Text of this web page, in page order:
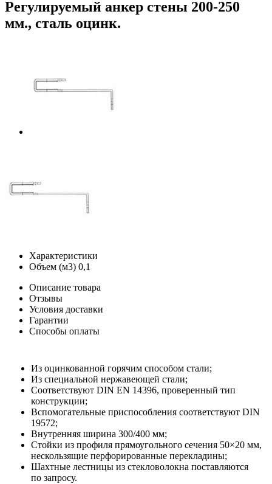
Регулируемый анкер стены 200-250
мм., сталь оцинк.
Характеристики
Объем (м3) 0,1
Описание товара
Отзывы
Условия доставки
Гарантии
Способы оплаты
Из оцинкованной горячим способом стали;
Из специальной нержавеющей стали;
Соответствуют DIN EN 14396, проверенный тип
конструкции;
Вспомогательные приспособления соответствуют DIN
19572;
Внутренняя ширина 300/400 мм;
Стойки из профиля прямоугольного сечения 50×20 мм,
нескользящие перфорированные перекладины;
Шахтные лестницы из стекловолокна поставляются
по запросу.